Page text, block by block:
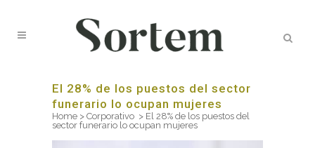
El 28% de los puestos del sector
funerario lo ocupan mujeres
Home > Corporativo > El 28% de los puestos del
sector funerario lo ocupan mujeres